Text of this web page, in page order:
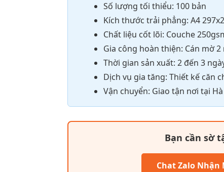
Số lượng tối thiểu: 100 bản
Kích thước trải phẳng: A4
Chất liệu cốt lõi: Couche
Gia công hoàn thiện: Cán mờ
Thời gian sản xuất: 2 đến 3
Dịch vụ gia tăng: Thiết kế căn
Vận chuyển: Giao tận nơi tại
Bạn cần sờ
Chat Zalo Nhận